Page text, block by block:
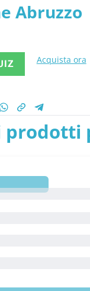
Abruzzo
Acquista ora
prodotti